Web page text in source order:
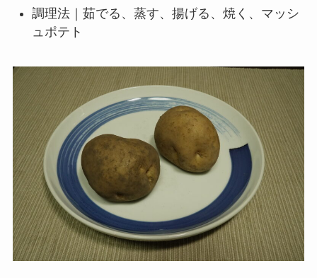
調理法｜茹でる、蒸す、揚げる、焼く、マッシ
ュポテト